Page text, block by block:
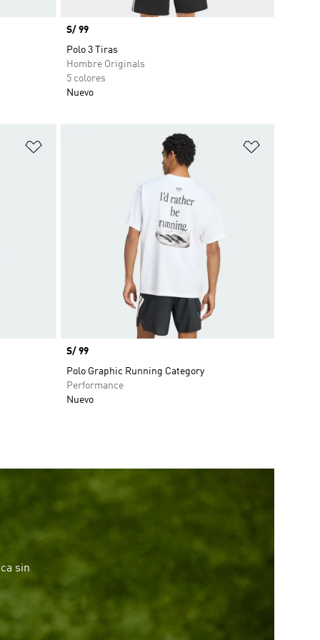
Precio
S/ 99
Polo 3 Tiras
Hombre Originals
5 colores
Nuevo
Añadir a la lista de deseos
Precio
S/ 99
Polo Graphic Running Category
Performance
Nuevo
sin